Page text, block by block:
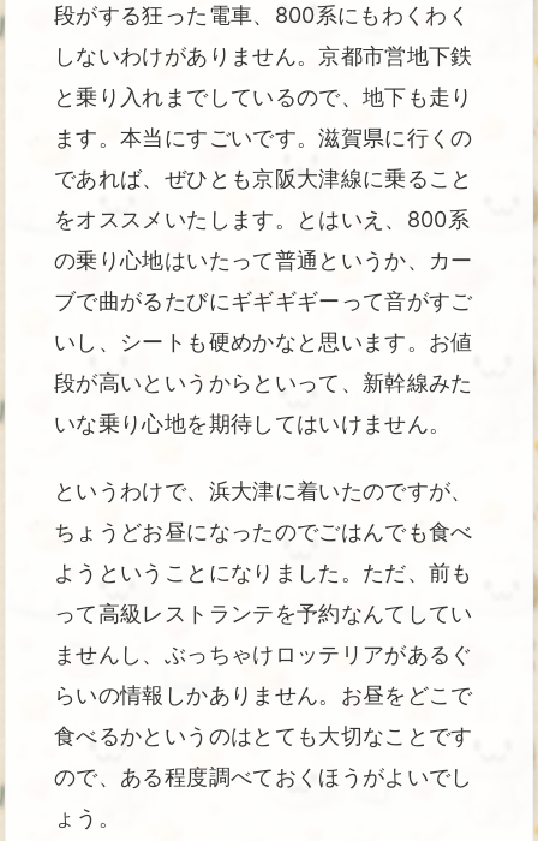
段がする狂った電車、800系にもわくわく
しないわけがありません。京都市営地下鉄
と乗り入れまでしているので、地下も走り
ます。本当にすごいです。滋賀県に行くの
であれば、ぜひとも京阪大津線に乗ること
をオススメいたします。とはいえ、800系
の乗り心地はいたって普通というか、カー
ブで曲がるたびにギギギギーって音がすご
いし、シートも硬めかなと思います。お値
段が高いというからといって、新幹線みた
いな乗り心地を期待してはいけません。
というわけで、浜大津に着いたのですが、
ちょうどお昼になったのでごはんでも食べ
ようということになりました。ただ、前も
って高級レストランテを予約なんてしてい
ませんし、ぶっちゃけロッテリアがあるぐ
らいの情報しかありません。お昼をどこで
食べるかというのはとても大切なことです
ので、ある程度調べておくほうがよいでし
ょう。